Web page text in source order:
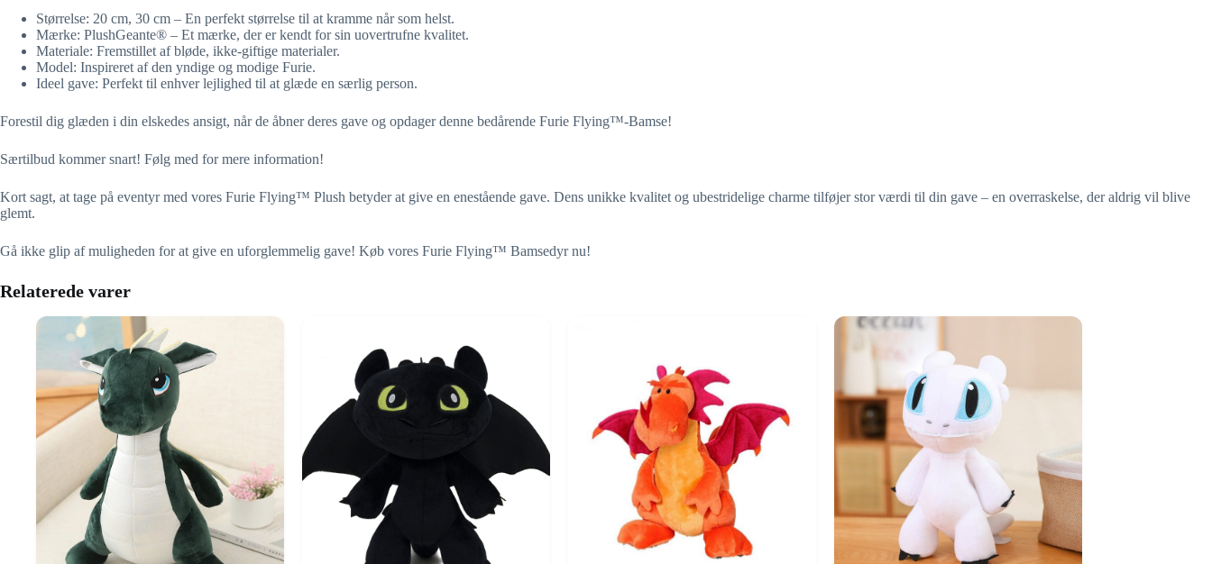
Størrelse: 20 cm, 30 cm – En perfekt størrelse til at kramme når som helst.
Mærke: PlushGeante® – Et mærke, der er kendt for sin uovertrufne kvalitet.
Materiale: Fremstillet af bløde, ikke-giftige materialer.
Model: Inspireret af den yndige og modige Furie.
Ideel gave: Perfekt til enhver lejlighed til at glæde en særlig person.
Forestil dig glæden i din elskedes ansigt, når de åbner deres gave og opdager denne bedårende Furie Flying™-Bamse!
Særtilbud kommer snart! Følg med for mere information!
Kort sagt, at tage på eventyr med vores Furie Flying™ Plush betyder at give en enestående gave. Dens unikke kvalitet og ubestridelige charme tilføjer stor værdi til din gave – en overraskelse, der aldrig vil blive
glemt.
Gå ikke glip af muligheden for at give en uforglemmelig gave! Køb vores Furie Flying™ Bamsedyr nu!
Relaterede varer